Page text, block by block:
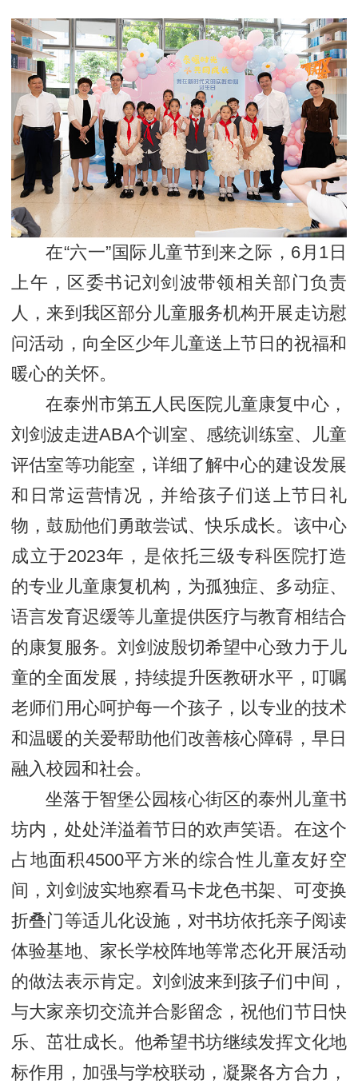
在“六一”国际儿童节到来之际，6月1日
上午，区委书记刘剑波带领相关部门负责
人，来到我区部分儿童服务机构开展走访慰
问活动，向全区少年儿童送上节日的祝福和
暖心的关怀。
在泰州市第五人民医院儿童康复中心，
刘剑波走进ABA个训室、感统训练室、儿童
评估室等功能室，详细了解中心的建设发展
和日常运营情况，并给孩子们送上节日礼
物，鼓励他们勇敢尝试、快乐成长。该中心
成立于2023年，是依托三级专科医院打造
的专业儿童康复机构，为孤独症、多动症、
语言发育迟缓等儿童提供医疗与教育相结合
的康复服务。刘剑波殷切希望中心致力于儿
童的全面发展，持续提升医教研水平，叮嘱
老师们用心呵护每一个孩子，以专业的技术
和温暖的关爱帮助他们改善核心障碍，早日
融入校园和社会。
坐落于智堡公园核心街区的泰州儿童书
坊内，处处洋溢着节日的欢声笑语。在这个
占地面积4500平方米的综合性儿童友好空
间，刘剑波实地察看马卡龙色书架、可变换
折叠门等适儿化设施，对书坊依托亲子阅读
体验基地、家长学校阵地等常态化开展活动
的做法表示肯定。刘剑波来到孩子们中间，
与大家亲切交流并合影留念，祝他们节日快
乐、茁壮成长。他希望书坊继续发挥文化地
标作用，加强与学校联动，凝聚各方合力，